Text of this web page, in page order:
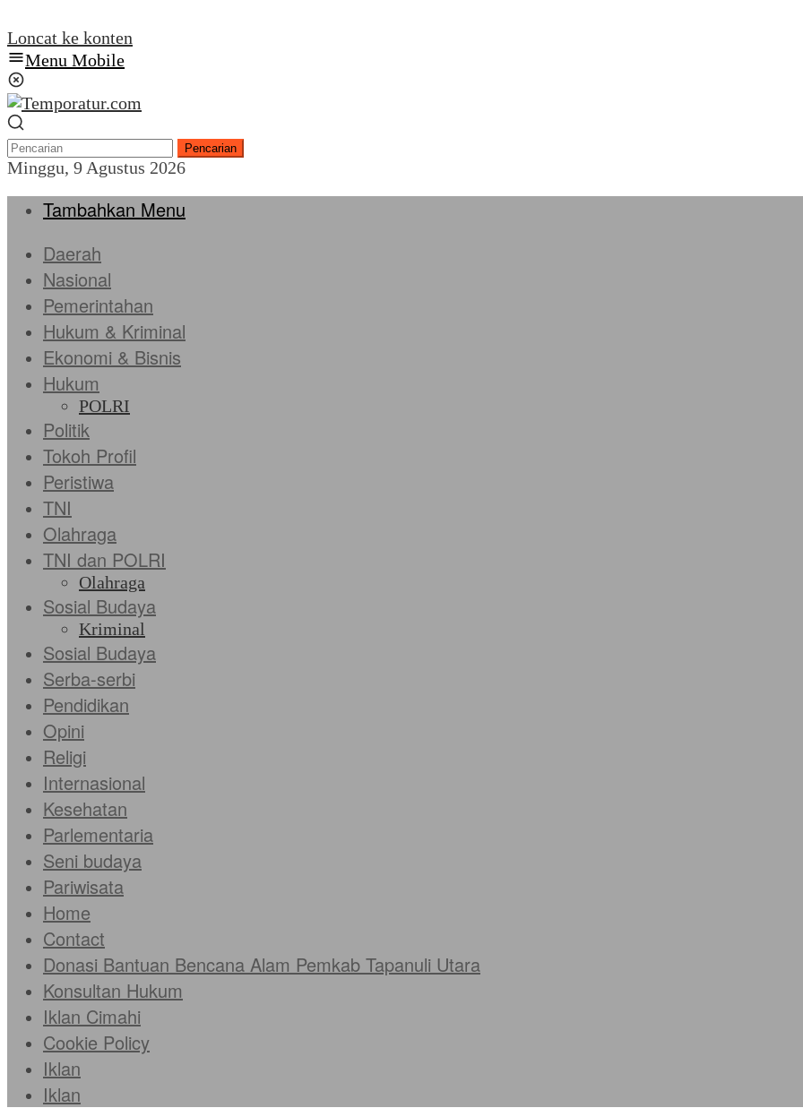
Loncat ke konten
Menu Mobile
Pencarian
Minggu, 9 Agustus 2026
Tambahkan Menu
Daerah
Nasional
Pemerintahan
Hukum & Kriminal
Ekonomi & Bisnis
Hukum
POLRI
Politik
Tokoh Profil
Peristiwa
TNI
Olahraga
TNI dan POLRI
Olahraga
Sosial Budaya
Kriminal
Sosial Budaya
Serba-serbi
Pendidikan
Opini
Religi
Internasional
Kesehatan
Parlementaria
Seni budaya
Pariwisata
Home
Contact
Donasi Bantuan Bencana Alam Pemkab Tapanuli Utara
Konsultan Hukum
Iklan Cimahi
Cookie Policy
Iklan
Iklan